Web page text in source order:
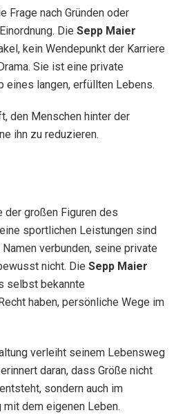
Frage nach Gründen oder
Die Sepp Maier
kein Wendepunkt der Karriere
Sie ist eine private
eines langen, erfüllten Lebens.
den Menschen hinter der
ihn zu reduzieren.
großen Figuren des
sportlichen Leistungen sind
verbunden, seine private
nicht. Die Sepp Maier
selbst bekannte
haben, persönliche Wege im
verleiht seinem Lebensweg
daran, dass Größe nicht
sondern auch im
dem eigenen Leben.